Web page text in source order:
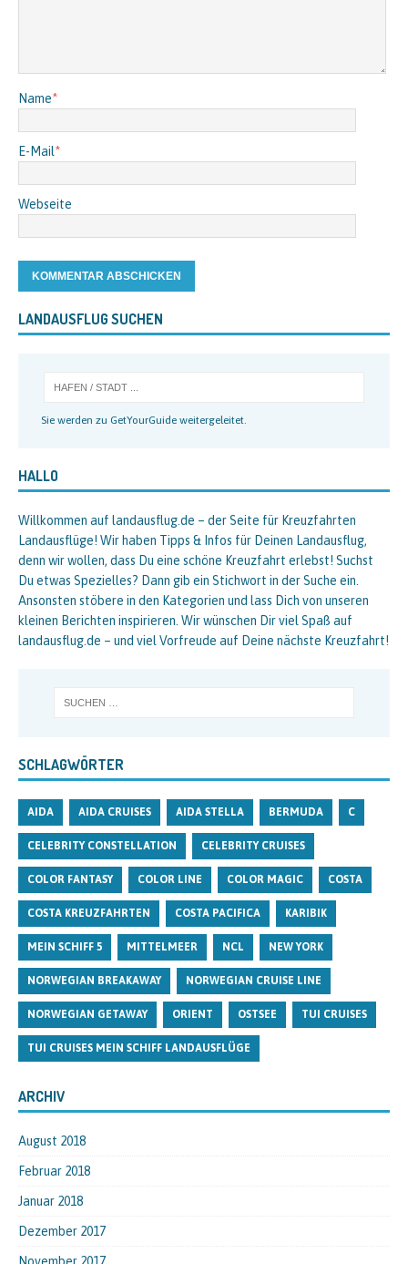
Name*
E-Mail*
Webseite
LANDAUSFLUG SUCHEN
Sie werden zu GetYourGuide weitergeleitet.
HALLO
Willkommen auf landausflug.de – der Seite für Kreuzfahrten
Landausflüge! Wir haben Tipps & Infos für Deinen Landausflug,
denn wir wollen, dass Du eine schöne Kreuzfahrt erlebst! Suchst
Du etwas Spezielles? Dann gib ein Stichwort in der Suche ein.
Ansonsten stöbere in den Kategorien und lass Dich von unseren
kleinen Berichten inspirieren. Wir wünschen Dir viel Spaß auf
landausflug.de – und viel Vorfreude auf Deine nächste Kreuzfahrt!
SCHLAGWÖRTER
AIDA AIDA CRUISES AIDA STELLA BERMUDA C
CELEBRITY CONSTELLATION CELEBRITY CRUISES
COLOR FANTASY COLOR LINE COLOR MAGIC COSTA
COSTA KREUZFAHRTEN COSTA PACIFICA KARIBIK
MEIN SCHIFF 5 MITTELMEER NCL NEW YORK
NORWEGIAN BREAKAWAY NORWEGIAN CRUISE LINE
NORWEGIAN GETAWAY ORIENT OSTSEE TUI CRUISES
TUI CRUISES MEIN SCHIFF LANDAUSFLÜGE
ARCHIV
August 2018
Februar 2018
Januar 2018
Dezember 2017
November 2017